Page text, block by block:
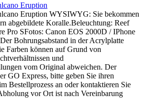
Eruption
Eruption WYSIWYG: Sie bekommen
abgebildete Koralle.Beleuchtung: Reef
Pro SFotos: Canon EOS 2000D / IPhone
Bohrungsabstand in der Acrylplatte
Farben können auf Grund von
und
vom Original abweichen. Der
GO Express, bitte geben Sie ihren
Bestellprozess an oder kontaktieren Sie
vor Ort ist nach Vereinbarung